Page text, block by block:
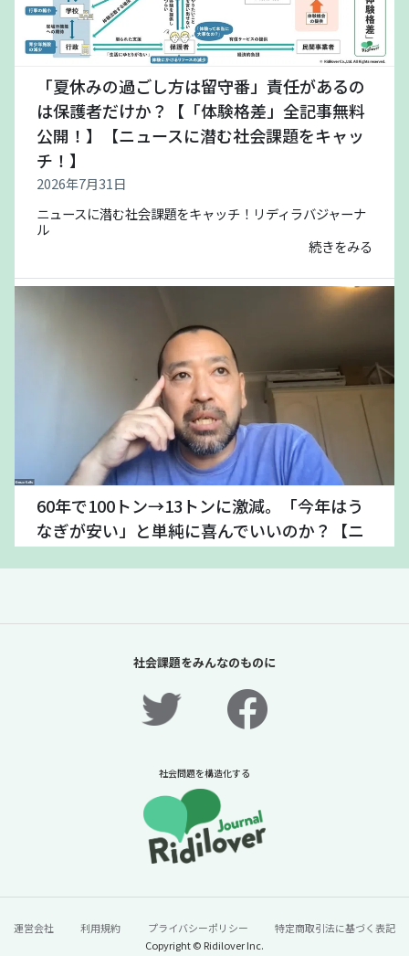
「夏休みの過ごし方は留守番」責任があるの
は保護者だけか？【「体験格差」全記事無料
公開！】【ニュースに潜む社会課題をキャッ
チ！】
2026年7月31日
ニュースに潜む社会課題をキャッチ！リディラバジャーナ
ル
続きをみる
60年で100トン→13トンに激減。「今年はう
なぎが安い」と単純に喜んでいいのか？【ニ
ュースに潜む社会課題をキャッチ！】
ル
「スイカは赤い」ことを知らない14歳。お金
のかかる旅行だけじゃない、本当の「体験格
差」の中身とは？【ニュースに潜む社会課題
社会課題をみんなのものに
社会問題を構造化する
運営会社 利用規約 プライバシーポリシー
特定商取引法に基づく表記
Copyright © Ridilover Inc.